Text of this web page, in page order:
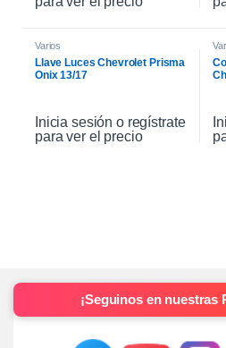
Varios
Llave Luces Chevrolet Prisma
Onix 13/17
Inicia sesión o regístrate
para ver el precio
¡Seguinos en nuestras